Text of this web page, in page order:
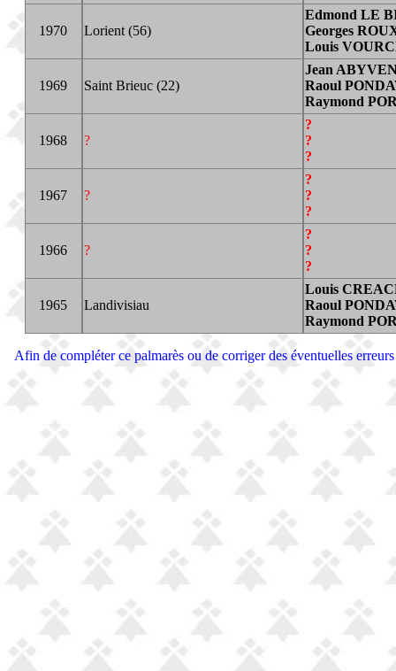
1970 Lorient (56)
Edmond LE
Georges
Louis
1969 Saint Brieuc (22)
Jean
Raoul
Raymond
1968 ?
?
?
?
1967 ?
?
?
?
1966 ?
?
?
?
1965 Landivisiau
Louis
Raoul
Raymond
Afin de compléter ce palmarès ou de corriger des éventuelles